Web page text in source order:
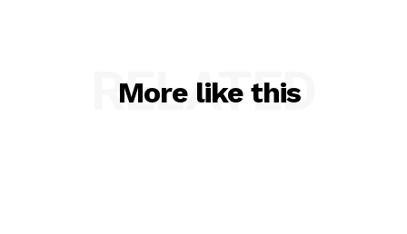
More like this
RELATED